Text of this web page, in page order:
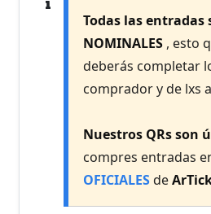
Todas las entradas
NOMINALES , esto
deberás completar
comprador y de lxs
Nuestros QRs son
compres entradas
OFICIALESde